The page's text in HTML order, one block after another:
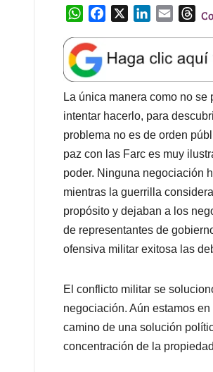
W
a
t
s
A
p
p
e
b
o
o
k
k
e
d
I
n
l
T
e
a
d
s
La única manera como no
intentar hacerlo, para
problema no es de orden
paz con las Farc es muy
poder. Ninguna negociación
mientras la guerrilla
propósito y dejaban a los
de representantes de
ofensiva militar exitosa las
El conflicto militar se
negociación. Aún estamos
camino de una solución
concentración de la